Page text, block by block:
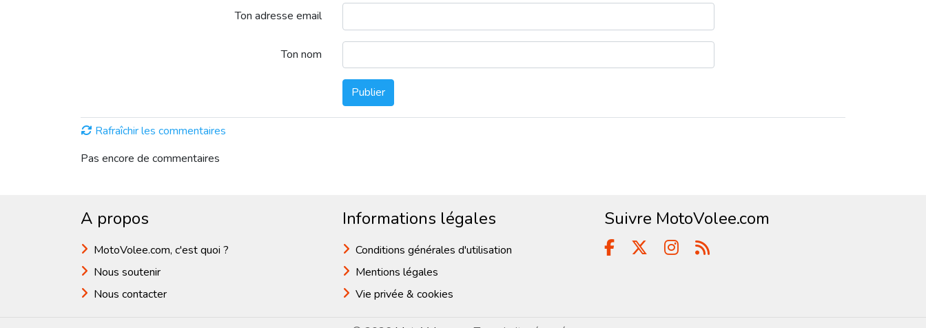
Ton adresse email
Ton nom
Publier
Rafraîchir les commentaires
Pas encore de commentaires
A propos
MotoVolee.com, c'est quoi ?
Nous soutenir
Nous contacter
Informations légales
Conditions générales d'utilisation
Mentions légales
Vie privée & cookies
Suivre MotoVolee.com